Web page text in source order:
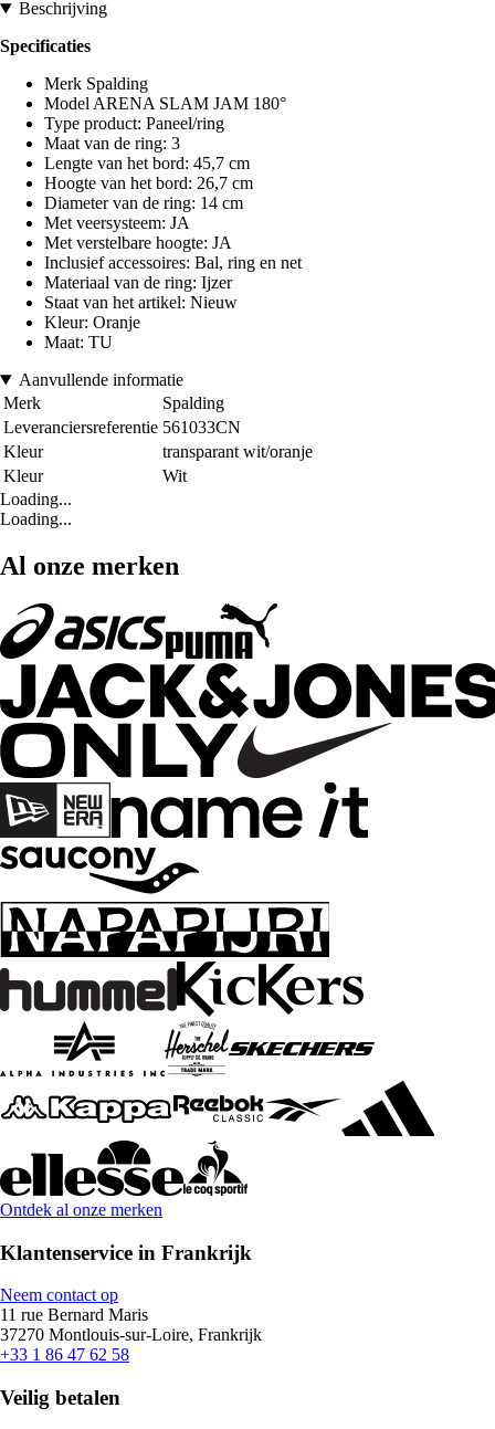
Beschrijving
Specificaties
Merk Spalding
Model ARENA SLAM JAM 180°
Type product: Paneel/ring
Maat van de ring: 3
Lengte van het bord: 45,7 cm
Hoogte van het bord: 26,7 cm
Diameter van de ring: 14 cm
Met veersysteem: JA
Met verstelbare hoogte: JA
Inclusief accessoires: Bal, ring en net
Materiaal van de ring: Ijzer
Staat van het artikel: Nieuw
Kleur: Oranje
Maat: TU
Aanvullende informatie
Merk
Spalding
Leveranciersreferentie 561033CN
Kleur
transparant wit/oranje
Kleur
Wit
Loading...
Loading...
Al onze merken
Ontdek al onze merken
Klantenservice in Frankrijk
Neem contact op
11 rue Bernard Maris
37270 Montlouis-sur-Loire, Frankrijk
+33 1 86 47 62 58
Veilig betalen